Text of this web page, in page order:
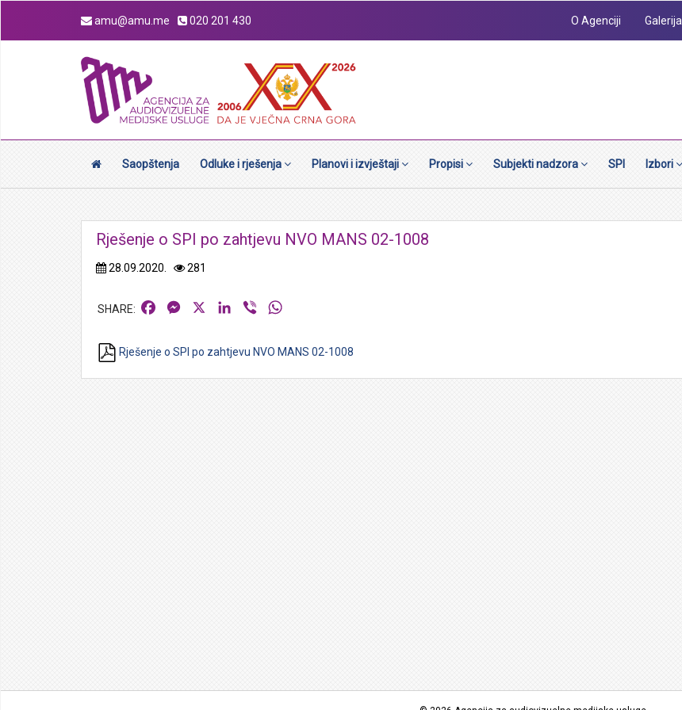
amu@amu.me 020 201 430 O Agenciji Galerija
Saopštenja Odluke i rješenja Planovi i izvještaji Propisi Subjekti nadzora SPI Izbori
Rješenje o SPI po zahtjevu NVO MANS 02-1008
28.09.2020. 281
FacebookMessengerLinkedIn
Viber
Rješenje o SPI po zahtjevu NVO MANS 02-1008